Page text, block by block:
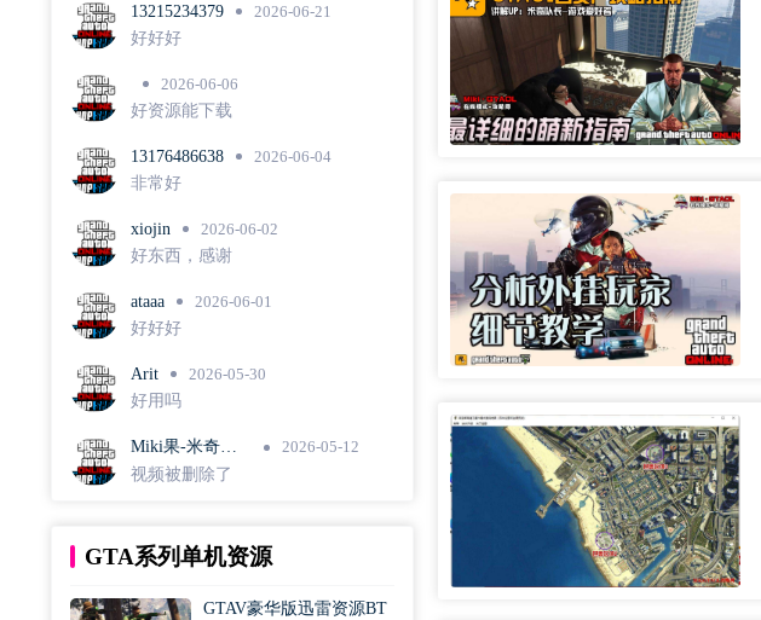
推出的一系列任务中，这种线性任
务内容可重玩性低，其实能很好解
13215234379
2026-06-21
好好好
2026-06-06
好资源能下载
13176486638
2026-06-04
非常好
xiojin
2026-06-02
好东西，感谢
ataaa
2026-06-01
好好好
Arit
2026-05-30
好用吗
Miki果-米奇队
长
2026-05-12
视频被删除了
GTA系列单机资源
GTAV豪华版迅雷资源BT